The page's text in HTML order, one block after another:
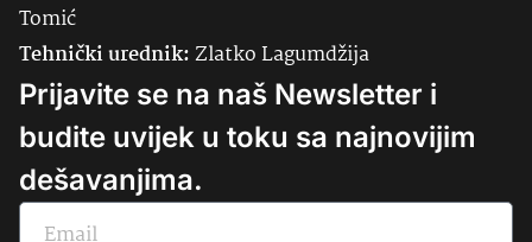
Tomić
Tehnički urednik:Zlatko Lagumdžija
Prijavite se na naš Newsletter i
budite uvijek u toku sa najnovijim
dešavanjima.